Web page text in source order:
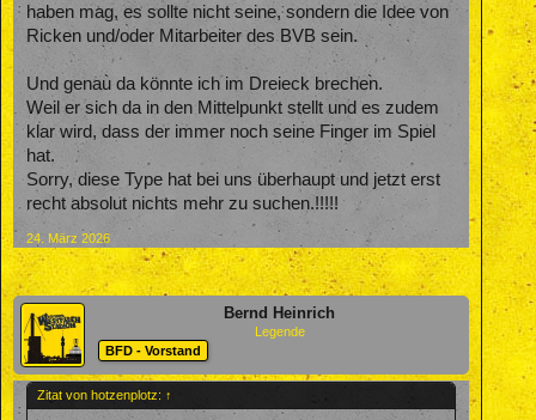
haben mag, es sollte nicht seine, sondern die Idee von
Ricken und/oder Mitarbeiter des BVB sein.
Und genau da könnte ich im Dreieck brechen.
Weil er sich da in den Mittelpunkt stellt und es zudem
klar wird, dass der immer noch seine Finger im Spiel
hat.
Sorry, diese Type hat bei uns überhaupt und jetzt erst
recht absolut nichts mehr zu suchen.!!!!!
24. März 2026
Bernd Heinrich
Legende
BFD - Vorstand
Zitat von hotzenplotz: ↑